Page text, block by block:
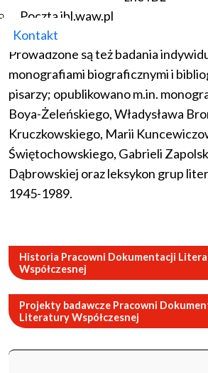
Poczta ibl.waw.pl
Kontakt
maszynopisKroniki życia
Prowadzone są też badania
monografiami biograficznymi i
pisarzy; opublikowano m.in.
Boya-Żeleńskiego, Władysława
Kruczkowskiego, Marii
Świętochowskiego, Gabrieli
Dąbrowskiej oraz leksykon grup
1945-1989.
Historia Pracowni Dokumentacji
Współczesnej
Projekty badawcze Pracowni
Literatury Współczesnej